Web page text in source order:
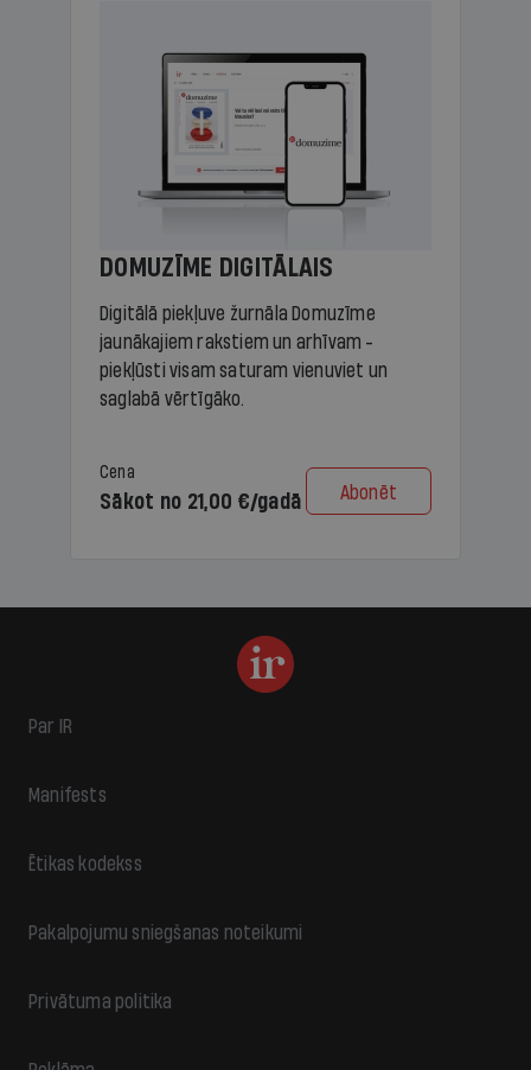
DOMUZĪME DIGITĀLAIS
Digitālā piekļuve žurnāla Domuzīme
jaunākajiem rakstiem un arhīvam -
piekļūsti visam saturam vienuviet un
saglabā vērtīgāko.
Cena
Sākot no 21,00 €/gadā Abonēt
Par IR
Manifests
Ētikas kodekss
Pakalpojumu sniegšanas noteikumi
Privātuma politika